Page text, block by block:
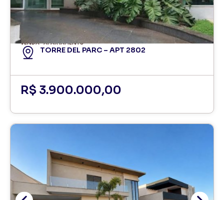
VENDA APARTAMENTO
TORRE DEL PARC – APT 2802
R$ 3.900.000,00